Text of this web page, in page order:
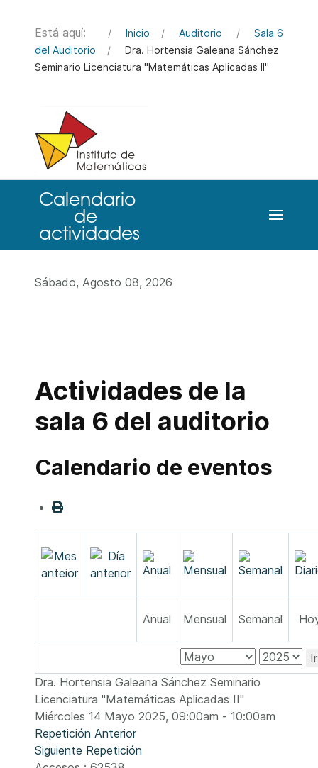
Está aquí: Inicio Auditorio
Sala 6
del Auditorio
Dra. Hortensia Galeana Sánchez
Seminario Licenciatura "Matemáticas Aplicadas II"
Sábado, Agosto 08, 2026
Actividades de la
sala 6 del auditorio
Calendario de eventos
Anual Mensual Semanal
Dra. Hortensia Galeana Sánchez Seminario
Licenciatura "Matemáticas Aplicadas II"
Miércoles 14 Mayo 2025, 09:00am - 10:00am
Repetición Anterior
Siguiente Repetición